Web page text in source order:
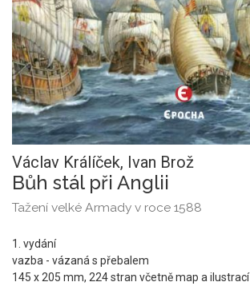
Václav Králíček, Ivan Brož
Bůh stál při Anglii
Tažení velké Armady v roce 1588
1. vydání
vazba - vázaná s přebalem
145 x 205 mm, 224 stran včetně map a ilustrací